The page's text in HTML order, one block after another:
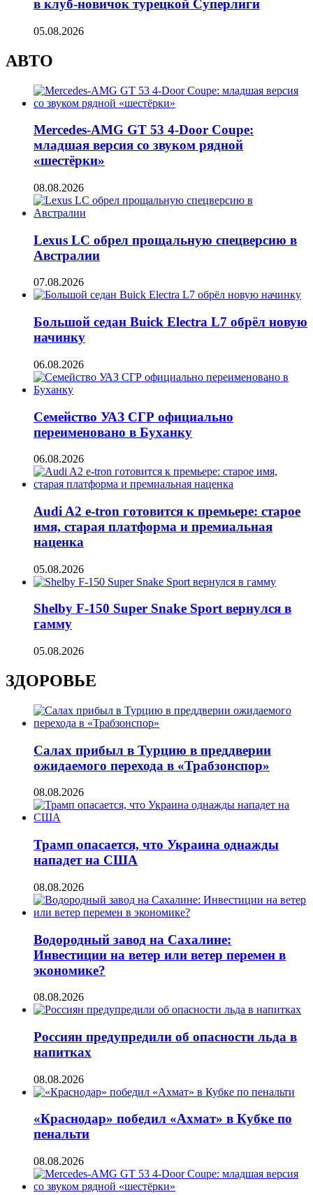
в клуб-новичок турецкой Суперлиги
05.08.2026
АВТО
Mercedes-AMG GT 53 4-Door Coupe:
младшая версия со звуком рядной
«шестёрки»
08.08.2026
Lexus LC обрел прощальную спецверсию в
Австралии
07.08.2026
Большой седан Buick Electra L7 обрёл новую
начинку
06.08.2026
Семейство УАЗ СГР официально
переименовано в Буханку
06.08.2026
Audi A2 e-tron готовится к премьере: старое
имя, старая платформа и премиальная
наценка
05.08.2026
Shelby F-150 Super Snake Sport вернулся в
гамму
05.08.2026
ЗДОРОВЬЕ
Салах прибыл в Турцию в преддверии
ожидаемого перехода в «Трабзонспор»
08.08.2026
Трамп опасается, что Украина однажды
нападет на США
08.08.2026
Водородный завод на Сахалине:
Инвестиции на ветер или ветер перемен в
экономике?
08.08.2026
Россиян предупредили об опасности льда в
напитках
08.08.2026
«Краснодар» победил «Ахмат» в Кубке по
пенальти
08.08.2026